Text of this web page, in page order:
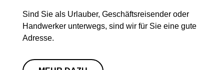
Sind Sie als Urlauber, Geschäftsreisender oder
Handwerker unterwegs, sind wir für Sie eine gute
Adresse.